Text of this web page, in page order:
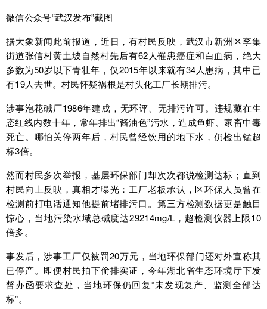
微信公众号“武汉发布”截图
据大象新闻此前报道，近日，有村民反映，武汉市新洲区李集
街道张信村黄土坡自然村先后有62人罹患癌症和白血病，绝大
多数为50岁以下青壮年，仅2015年以来就有34人患病，其中已
有19人去世。村民怀疑祸根是村头化工厂长期排污。
涉事泡花碱厂1986年建成，无环评、无排污许可。违规藏在生
态红线内数十年，常年排出“酱油色”污水，造成鱼虾、家畜中毒
死亡。哪怕关停两年后，村民曾经饮用的地下水，仍检出锰超
标3倍。
然而村民多次举报，基层环保部门却次次都说检测达标；直到
村民向上反映，真相才曝光：工厂老板承认，区环保人员曾在
检测前打电话通知他提前堵排污口。第三方检测数据更是触目
惊心，当地污染水域总碱度达29214mg/L，超检测仪器上限10
倍多。
事发后，涉事工厂仅被罚20万元，当地环保部门还对外宣称其
已停产。即便村民拍下偷排实证，今年湖北省生态环境厅下发
督办函要求查处，当地环保仍回复“未发现复产、监测全部达
标”。